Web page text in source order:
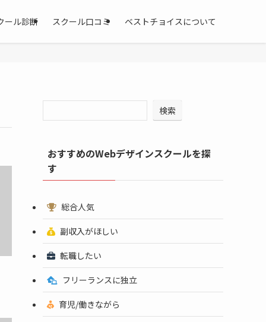
ール診断 スクール口コミ ベストチョイスについて
検索
おすすめのWebデザインスクールを探
す
総合人気
副収入がほしい
転職したい
フリーランスに独立
育児/働きながら